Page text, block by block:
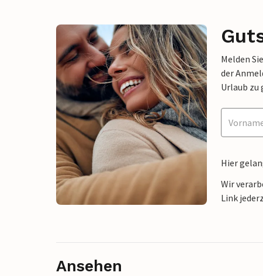
Melden
der
Urlaub zu
Hier
Wir
Link
Ansehen